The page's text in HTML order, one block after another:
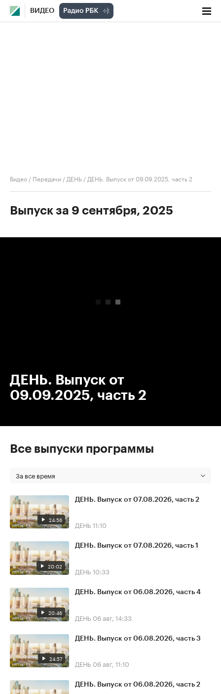
ВИДЕО
Видео / Передачи / ДЕНЬ / ДЕНЬ. Выпуск от 09.09.2025, часть 2
Выпуск за 9 сентября, 2025
ДЕНЬ. Выпуск от
09.09.2025, часть 2
Все выпуски программы
За все время
24:56
ДЕНЬ. Выпуск от 07.08.2026, часть 2
ДЕНЬ 11:10
20:02
ДЕНЬ. Выпуск от 07.08.2026, часть 1
ДЕНЬ 10:33
20:46
ДЕНЬ. Выпуск от 06.08.2026, часть 4
ДЕНЬ 06 авг, 14:33
24:57
ДЕНЬ. Выпуск от 06.08.2026, часть 3
ДЕНЬ 06 авг, 11:10
ДЕНЬ. Выпуск от 06.08.2026, часть 2